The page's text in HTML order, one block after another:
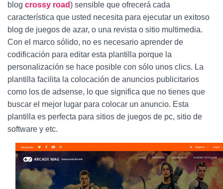
blog crossy road) sensible que ofrecerá cada
característica que usted necesita para ejecutar un exitoso
blog de juegos de azar, o una revista o sitio multimedia.
Con el marco sólido, no es necesario aprender de
codificación para editar esta plantilla porque la
personalización se hace posible con sólo unos clics. La
plantilla facilita la colocación de anuncios publicitarios
como los de adsense, lo que significa que no tienes que
buscar el mejor lugar para colocar un anuncio. Esta
plantilla es perfecta para sitios de juegos de pc, sitio de
software y etc.